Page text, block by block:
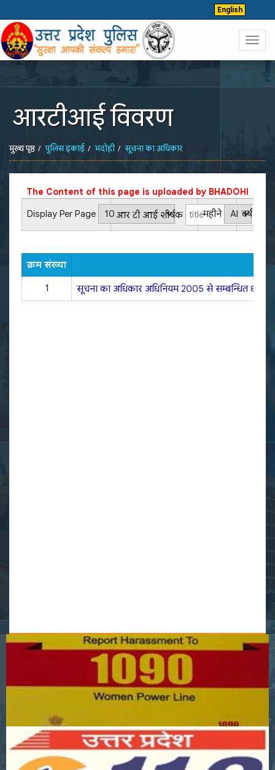
English
आरटीआई विवरण
मुख्य पृष्ठ पुलिस इकाई भदोही सूचना का अधिकार
The Content of this page is uploaded by BHADOHI
Display Per Page
आर टी आई शीर्षक महीने वर्ष
क्रम संख्या
1 सूचना का अधिकार अधिनियम 2005 से सम्बन्धित